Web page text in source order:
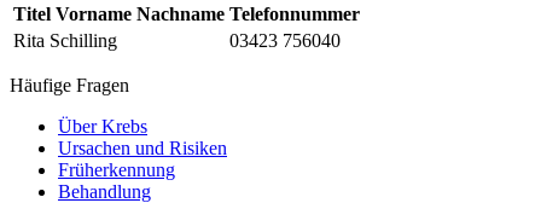
Titel Vorname Nachname Telefonnummer
Rita Schilling
03423 756040
Häufige Fragen
Über Krebs
Ursachen und Risiken
Früherkennung
Behandlung